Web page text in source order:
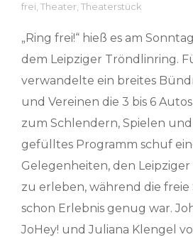
frei ,Theater ,Theaterstück
„Ring frei!“ hieß es am
dem Leipziger Tröndlinring.
verwandelte ein breites
und Vereinen die 3 bis 6
zum Schlendern, Spielen
gefülltes Programm schuf
Gelegenheiten, den
zu erleben, während die freie
schon Erlebnis genug war.
JoHey! und Juliana Klengel